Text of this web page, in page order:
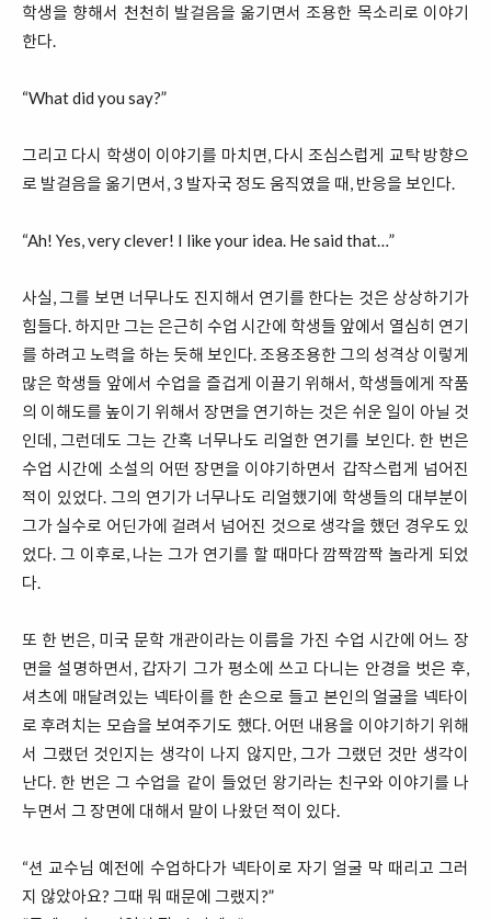
학생을 향해서 천천히 발걸음을 옮기면서 조용한 목소리로 이야기
한다.
“What did you say?”
그리고 다시 학생이 이야기를 마치면, 다시 조심스럽게 교탁 방향으
로 발걸음을 옮기면서, 3 발자국 정도 움직였을 때, 반응을 보인다.
“Ah! Yes, very clever! I like your idea. He said that…”
사실, 그를 보면 너무나도 진지해서 연기를 한다는 것은 상상하기가
힘들다. 하지만 그는 은근히 수업 시간에 학생들 앞에서 열심히 연기
를 하려고 노력을 하는 듯해 보인다. 조용조용한 그의 성격상 이렇게
많은 학생들 앞에서 수업을 즐겁게 이끌기 위해서, 학생들에게 작품
의 이해도를 높이기 위해서 장면을 연기하는 것은 쉬운 일이 아닐 것
인데, 그런데도 그는 간혹 너무나도 리얼한 연기를 보인다. 한 번은
수업 시간에 소설의 어떤 장면을 이야기하면서 갑작스럽게 넘어진
적이 있었다. 그의 연기가 너무나도 리얼했기에 학생들의 대부분이
그가 실수로 어딘가에 걸려서 넘어진 것으로 생각을 했던 경우도 있
었다. 그 이후로, 나는 그가 연기를 할 때마다 깜짝깜짝 놀라게 되었
다.
또 한 번은, 미국 문학 개관이라는 이름을 가진 수업 시간에 어느 장
면을 설명하면서, 갑자기 그가 평소에 쓰고 다니는 안경을 벗은 후,
셔츠에 매달려있는 넥타이를 한 손으로 들고 본인의 얼굴을 넥타이
로 후려치는 모습을 보여주기도 했다. 어떤 내용을 이야기하기 위해
서 그랬던 것인지는 생각이 나지 않지만, 그가 그랬던 것만 생각이
난다. 한 번은 그 수업을 같이 들었던 왕기라는 친구와 이야기를 나
누면서 그 장면에 대해서 말이 나왔던 적이 있다.
“션 교수님 예전에 수업하다가 넥타이로 자기 얼굴 막 때리고 그러
지 않았아요? 그때 뭐 때문에 그랬지?”